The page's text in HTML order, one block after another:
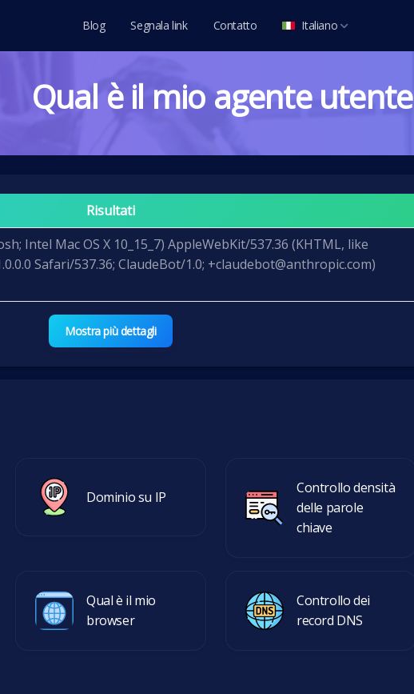
Blog Segnala link Contatto Italiano
Deutsch
Português
Русский
Qual è il mio agente utente
Risultati
Intel Mac OS X 10_15_7) AppleWebKit/537.36 (KHTML, like
Safari/537.36; ClaudeBot/1.0; +claudebot@anthropic.com)
Mostra più dettagli
Dominio su IP
Controllo densità
delle parole
chiave
Qual è il mio
browser
Controllo dei
record DNS